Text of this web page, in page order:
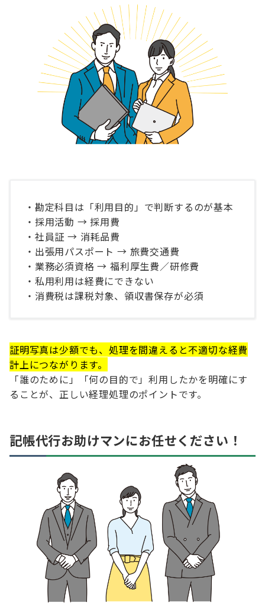
・勘定科目は「利用目的」で判断するのが基本
・採用活動 → 採用費
・社員証 → 消耗品費
・出張用パスポート → 旅費交通費
・業務必須資格 → 福利厚生費／研修費
・私用利用は経費にできない
・消費税は課税対象、領収書保存が必須
証明写真は少額でも、処理を間違えると不適切な経費
計上につながります。
「誰のために」「何の目的で」利用したかを明確にす
ることが、正しい経理処理のポイントです。
記帳代行お助けマンにお任せください！